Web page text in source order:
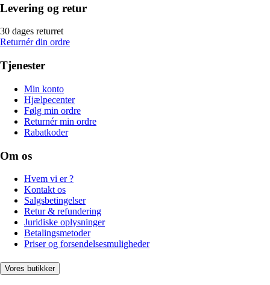
Levering og retur
30 dages returret
Returnér din ordre
Tjenester
Min konto
Hjælpecenter
Følg min ordre
Returnér min ordre
Rabatkoder
Om os
Hvem vi er ?
Kontakt os
Salgsbetingelser
Retur & refundering
Juridiske oplysninger
Betalingsmetoder
Priser og forsendelsesmuligheder
Vores butikker